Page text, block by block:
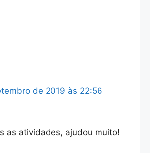
de 2019 às 22:56
as atividades, ajudou muito!